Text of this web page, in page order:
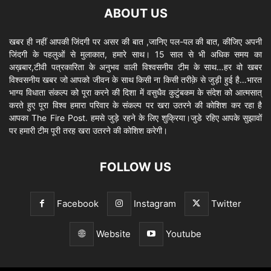
ABOUT US
खबर ही नहीं आपकी जिंदगी पर असर की बात ,जानिए पल-पल की बात, कीजिए अपनी
जिंदगी के पहलुओं से मुलाकात, हमारे साथ। 15 साल से भी अधिक समय का
अख़बार,टीवी पत्रकारिता के अनुभव वाली विश्वसनीय टीम के साथ…हर वो खबर
विश्वसनीय खबर जो आपको जीवन के साथ किसी ना किसी तरीक़े से जुड़ी हुई है…भारत
भाग्य विधाता संकल्प को पूरा करने की दिशा में वसुधैव कुटुंबकम के संदेश को आत्मसात्
करते हुए पूरा विश्व हमारा परिवार के संकल्प पर खरा उतरने की कोशिश कर रहा है
आपका The Fire Post. हमसे जुड़े रहने के लिए शुक्रिया।जुडे रहिए आपके सुझावों
पर हमारी टीम पूरी तरह खरा उतरने की कोशिश करेगी।
FOLLOW US
Facebook Instagram Twitter
Website Youtube